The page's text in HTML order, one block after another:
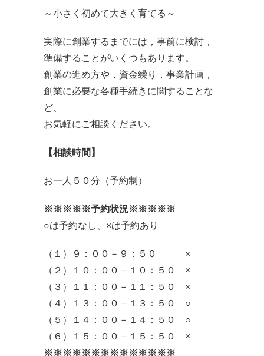
～小さく初めて大きく育てる～
実際に創業するまでには，事前に検討，
準備することがいくつもあります。
創業の進め方や，資金繰り，事業計画，
創業に必要な各種手続きに関することな
ど、
お気軽にご相談ください。
【相談時間】
お一人５０分（予約制）
※※※※※予約状況※※※※※
○は予約なし、×は予約あり
（１）９：００－９：５０ ×
（２）１０：００－１０：５０ ×
（３）１１：００－１１：５０ ×
（４）１３：００－１３：５０ ○
（５）１４：００－１４：５０ ○
（６）１５：００－１５：５０ ×
※※※※※※※※※※※※※※